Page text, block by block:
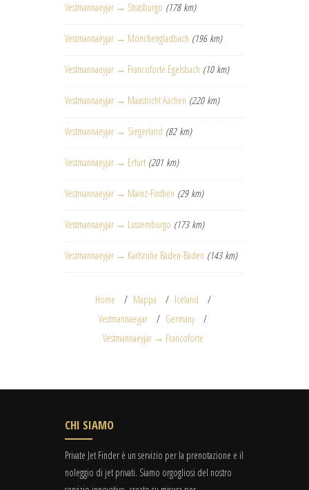
Vestmannaeyjar → Strasburgo (178 km)
Vestmannaeyjar → Mönchengladbach (196 km)
Vestmannaeyjar → Francoforte Egelsbach (10 km)
Vestmannaeyjar → Maastricht Aachen (220 km)
Vestmannaeyjar → Siegerland (82 km)
Vestmannaeyjar → Erfurt (201 km)
Vestmannaeyjar → Mainz-Finthen (29 km)
Vestmannaeyjar → Lussemburgo (173 km)
Vestmannaeyjar → Karlsruhe Baden-Baden (143 km)
Home Mappa
Iceland
Vestmannaeyjar
Germany
Vestmannaeyjar → Francoforte
CHI SIAMO
Private Jet Finder è un servizio per la prenotazione e il
noleggio di jet privati. Siamo orgogliosi del nostro